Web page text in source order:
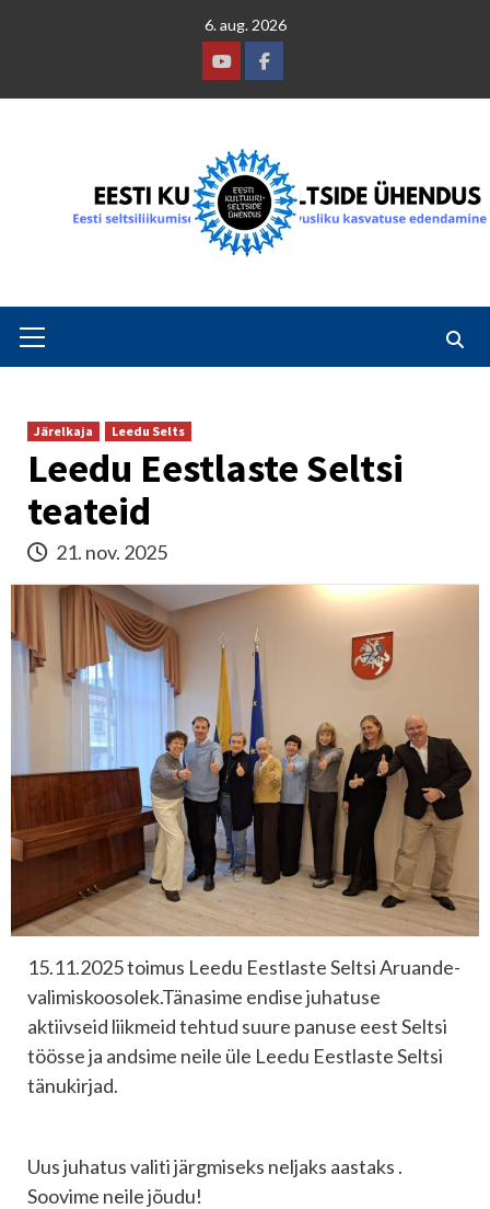
6. aug. 2026
YoutubeFacebook
Menu
Järelkaja Leedu Selts
Leedu Eestlaste Seltsi
teateid
21. nov. 2025
15.11.2025 toimus Leedu Eestlaste Seltsi Aruande-
valimiskoosolek.Tänasime endise juhatuse
aktiivseid liikmeid tehtud suure panuse eest Seltsi
töösse ja andsime neile üle Leedu Eestlaste Seltsi
tänukirjad.
Uus juhatus valiti järgmiseks neljaks aastaks .
Soovime neile jõudu!